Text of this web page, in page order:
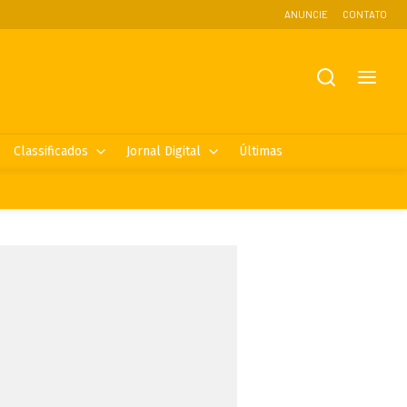
ANUNCIE CONTATO
Classificados Jornal Digital Últimas